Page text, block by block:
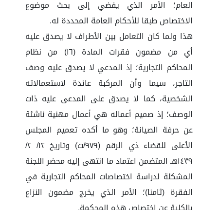
العام؛ الأمر الذي يفضي إلى بحث موضوع
الاختصاص طبقا للأحكام العامة المحددة له.
هذا ولما كان التعامل بين الأطراف لا يصدق عليه
أي من مضمون فقرات المادة (١٦) من نظام
المحاكم التجارية؛ إذ المدعي لا يصدق عليه وصف
التاجر، سيما وأن المركبة عائدة لاستعمالاته
الشخصية، كما لا يصدق على المدعى عليه ذات
الوصف؛ إذ صميم أعماله هي أعمال مهنية ناشئة
عن حرفة الصيانة؛ وهو ما أكده تعميم المجلس
الأعلى للقضاء ذي الرقم (٩٧٩/ت) وتاريخ ١٢/ ٢/
١٤٣٩هـ المتضمن اعتماد ما انتهى إليه محضر اللجنة
المشكلة لدراسة اختصاصات المحاكم التجارية في
الفقرة (ثامنا)؛ الأمر الذي يخرج مضمون النزاع